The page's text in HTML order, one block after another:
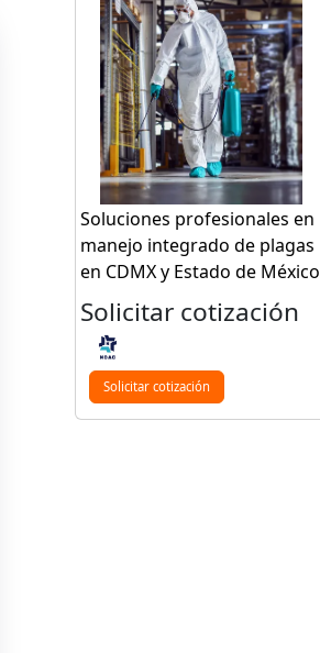
Soluciones profesionales en
manejo integrado de plagas
en CDMX y Estado de México
Solicitar cotización
Solicitar cotización